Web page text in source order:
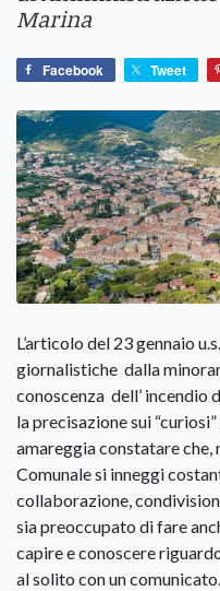
Marina
Facebook Tweet
L’articolo del 23 gennaio
giornalistiche dalla
conoscenza dell’ incendio
la precisazione sui
amareggia constatare
Comunale si inneggi
collaborazione,
sia preoccupato di fare
capire e conoscere
al solito con un comunicato.